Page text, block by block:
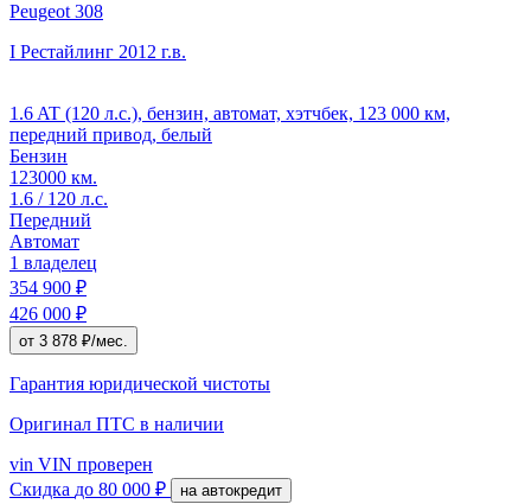
Peugeot 308
I Рестайлинг 2012 г.в.
1.6 AT (120 л.с.), бензин, автомат, хэтчбек, 123 000 км,
передний привод, белый
Бензин
123000 км.
1.6 / 120 л.с.
Передний
Автомат
1 владелец
354 900 ₽
426 000 ₽
от 3 878 ₽/мес.
Гарантия юридической чистоты
Оригинал ПТС в наличии
vin VIN проверен
Скидка до 80 000 ₽ на автокредит